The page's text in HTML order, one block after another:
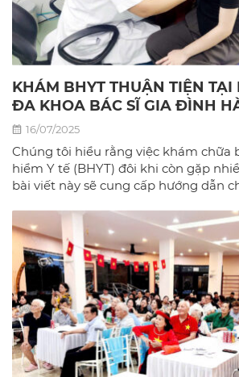
KHÁM BHYT THUẬN TIỆN TẠI
ĐA KHOA BÁC SĨ GIA ĐÌNH
16/07/2025
Chúng tôi hiểu rằng việc khám chữa
hiểm Y tế (BHYT) đôi khi còn gặp
bài viết này sẽ cung cấp hướng dẫn
quả nhất tại phòng khám đa khoa
Nội.